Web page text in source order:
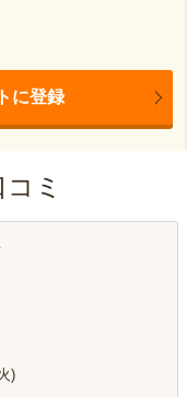
に登録
ミ
)